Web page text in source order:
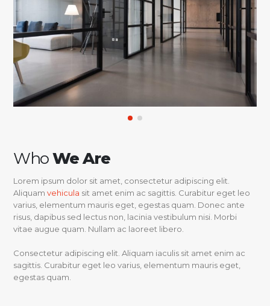
WhoWe Are
Lorem ipsum dolor sit amet, consectetur adipiscing elit.
Aliquamvehicula sit amet enim ac sagittis. Curabitur eget leo
varius, elementum mauris eget, egestas quam. Donec ante
risus, dapibus sed lectus non, lacinia vestibulum nisi. Morbi
vitae augue quam. Nullam ac laoreet libero.
Consectetur adipiscing elit. Aliquam iaculis sit amet enim ac
sagittis. Curabitur eget leo varius, elementum mauris eget,
egestas quam.